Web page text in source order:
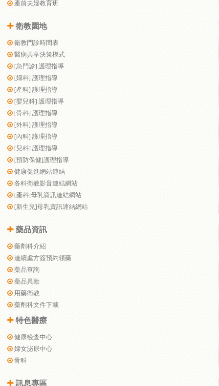
產前夫婦教育班
衛教園地
衛教門診時間表
醫病共享決策模式
[急門診] 護理指導
[婦科] 護理指導
[產科] 護理指導
[嬰兒科] 護理指導
[骨科] 護理指導
[外科] 護理指導
[內科] 護理指導
[兒科] 護理指導
[預防保健]護理指導
健康促進網站連結
各科衛教影音連結網站
[產科]母乳資訊連結網站
[新生兒]母乳資訊連結網站
藥品資訊
藥劑科介紹
連續處方簽預約領藥
藥品查詢
藥品異動
用藥衛教
藥劑科文件下載
特色醫療
健康檢查中心
婦女泌尿中心
骨科
訊息專區